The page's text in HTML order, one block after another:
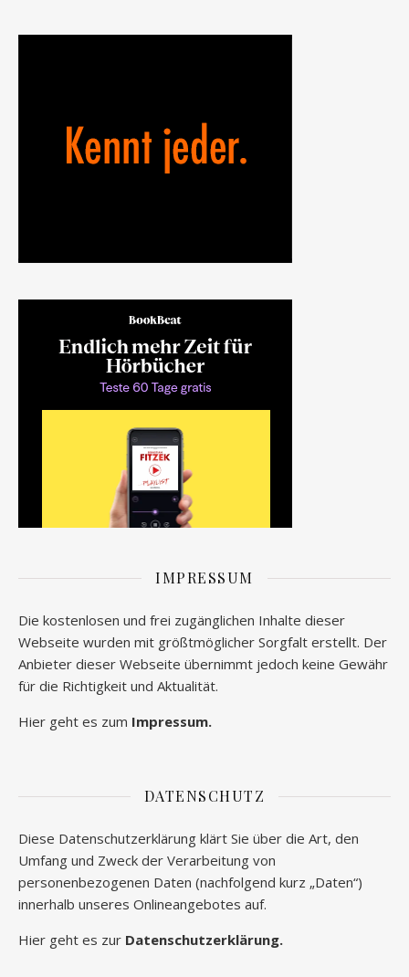
IMPRESSUM
Die kostenlosen und frei zugänglichen Inhalte dieser
Webseite wurden mit größtmöglicher Sorgfalt erstellt. Der
Anbieter dieser Webseite übernimmt jedoch keine Gewähr
für die Richtigkeit und Aktualität.
Hier geht es zum Impressum.
DATENSCHUTZ
Diese Datenschutzerklärung klärt Sie über die Art, den
Umfang und Zweck der Verarbeitung von
personenbezogenen Daten (nachfolgend kurz „Daten“)
innerhalb unseres Onlineangebotes auf.
Hier geht es zur Datenschutzerklärung.